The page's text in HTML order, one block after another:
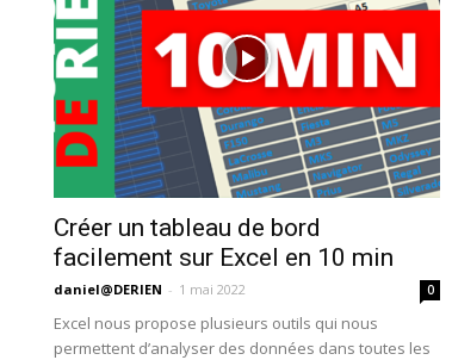
Créer un tableau de bord
facilement sur Excel en 10 min
daniel@DERIEN - 1 mai 2022 0
Excel nous propose plusieurs outils qui nous
permettent d’analyser des données dans toutes les